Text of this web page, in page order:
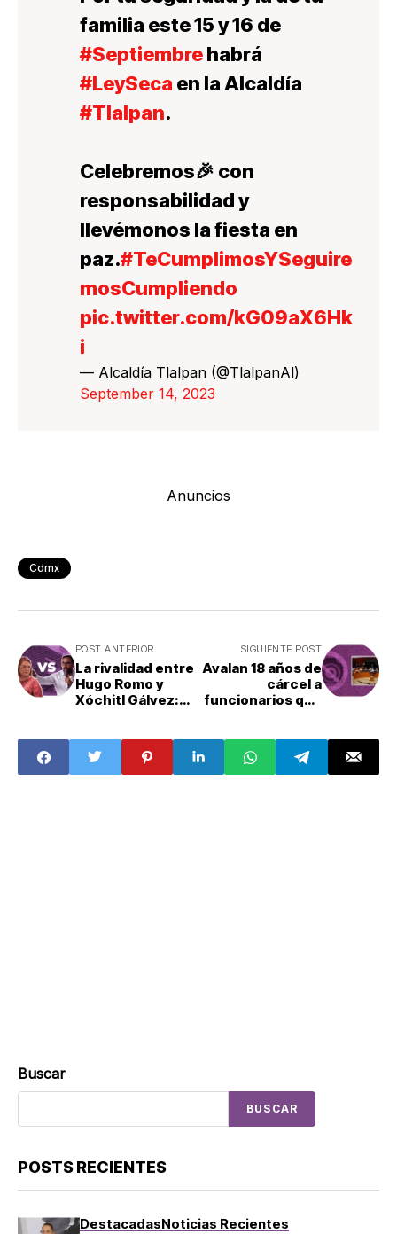
familia este 15 y 16 de
#Septiembrehabrá
#LeySeca en la Alcaldía
#Tlalpan.
Celebremos🎉 con
responsabilidad y
llevémonos la fiesta en
paz.#TeCumplimosYSeguire
mosCumpliendo
pic.twitter.com/kG09aX6Hk
i
— Alcaldía Tlalpan (@TlalpanAl)
September 14, 2023
Anuncios
Cdmx
POST ANTERIOR
La rivalidad entre
Hugo Romo y
Xóchitl Gálvez:
SIGUIENTE POST
Avalan 18 años de
cárcel a
funcionarios que
cadáveres de
mujeres
violentadas
Buscar
BUSCAR
POSTS RECIENTES
DestacadasNoticias Recientes